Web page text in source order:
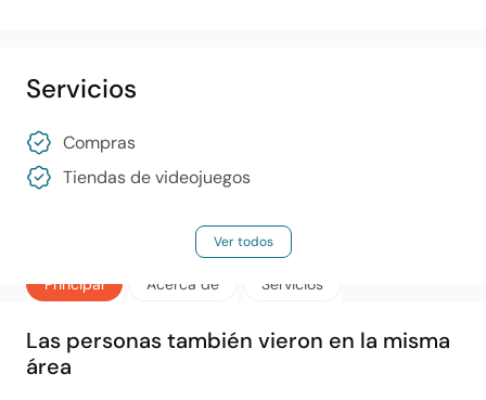
Principal Acerca de Servicios
Servicios
Compras
Tiendas de videojuegos
Ver todos
Las personas también vieron en la misma
área